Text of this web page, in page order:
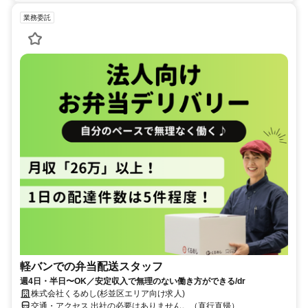
業務委託
軽バンでの弁当配送スタッフ
週4日・半日〜OK／安定収入で無理のない働き方ができる/dr
株式会社くるめし(杉並区エリア向け求人)
交通・アクセス 出社の必要はありません。（直行直帰）